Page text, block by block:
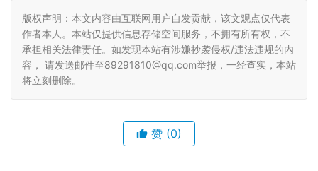
版权声明：本文内容由互联网用户自发贡献，该文观点仅代表
作者本人。本站仅提供信息存储空间服务，不拥有所有权，不
承担相关法律责任。如发现本站有涉嫌抄袭侵权/违法违规的内
容， 请发送邮件至89291810@qq.com举报，一经查实，本站
将立刻删除。
赞 (0)